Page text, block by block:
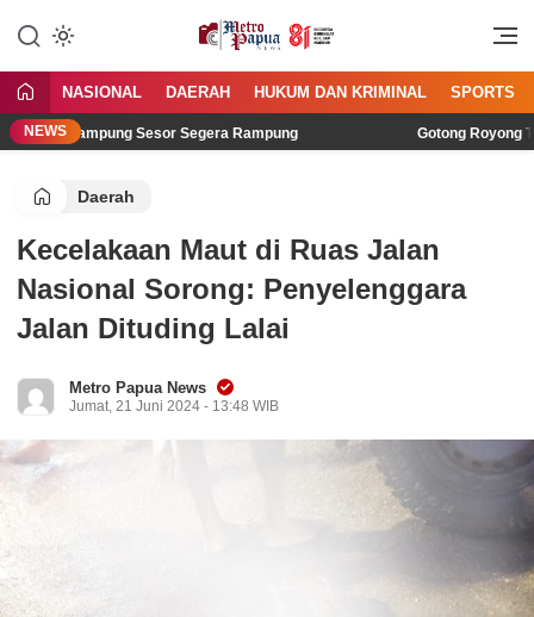
MetroPapua News
Jangan Gentar Bicara Benar
NASIONAL DAERAH HUKUM DAN KRIMINAL SPORTS
NEWS
di Kampung Sesor Segera Rampung Gotong Royong TNI
Daerah
Kecelakaan Maut di Ruas Jalan
Nasional Sorong: Penyelenggara
Jalan Dituding Lalai
Metro Papua News
Jumat, 21 Juni 2024 - 13:48 WIB